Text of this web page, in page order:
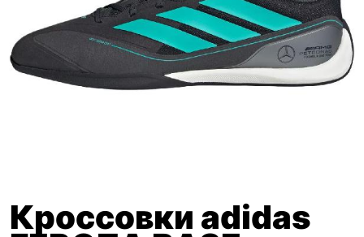
Кроссовки adidas